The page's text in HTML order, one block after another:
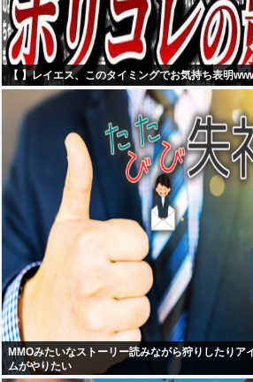
【 】レイエス、このタイミングでお気持ち表明
MMOみたいなストーリー読みながら狩りしたりア
ムがやりたい